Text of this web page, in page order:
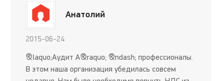
Анатолий
2015-06-24
&laquo;Аудит А&raquo; &ndash; профессионалы.
В этом наша организация убедилась совсем